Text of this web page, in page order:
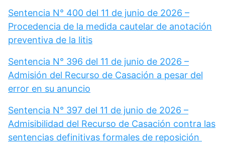
Sentencia N° 400 del 11 de junio de 2026 –
Procedencia de la medida cautelar de anotación
preventiva de la litis
Sentencia N° 396 del 11 de junio de 2026 –
Admisión del Recurso de Casación a pesar del
error en su anuncio
Sentencia N° 397 del 11 de junio de 2026 –
Admisibilidad del Recurso de Casación contra las
sentencias definitivas formales de reposición